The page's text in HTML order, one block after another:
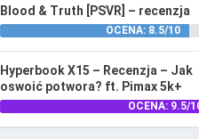
Blood & Truth [PSVR] – recenzja
OCENA: 8.5/10
Hyperbook X15 – Recenzja – Jak
oswoić potwora? ft. Pimax 5k+
OCENA: 9.5/